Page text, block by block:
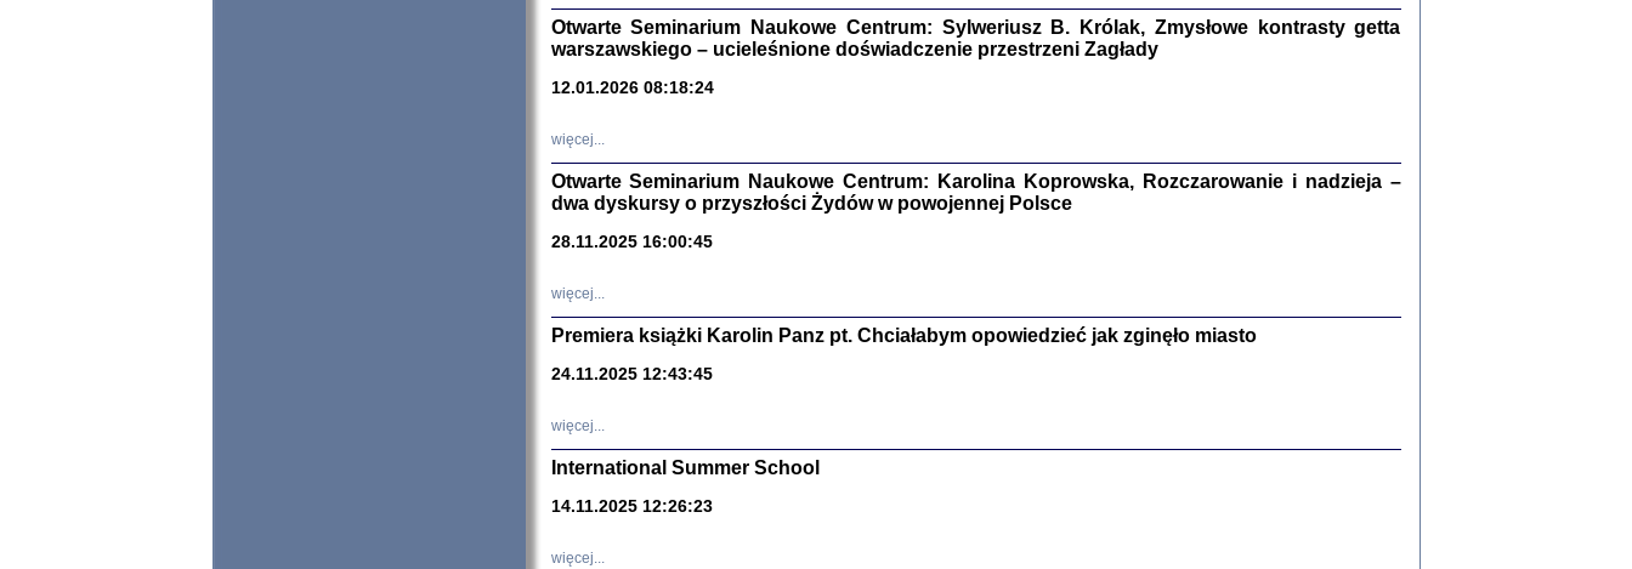
Sewek Okonowski, oprac. Marta Janczewska
PISZĄCY TE SŁOWA JEST PRACOWNIKIEM
GETTOWEJ INSTYTUCJI ...
'z Dziennika' i inne pisma z łódzkiego getta
Józef Zelkowicz, tłum. z jidysz, oprac. i wstęp. Monika Polit
CZYTAJĄC GAZETĘ NIEMIECKĄ ...
Otwarte Seminarium Naukowe Centrum: Sylweriusz B. Królak, Zmysłowe kontrasty getta
warszawskiego – ucieleśnione doświadczenie przestrzeni Zagłady
12.01.2026 08:18:24
więcej...
Otwarte Seminarium Naukowe Centrum: Karolina Koprowska, Rozczarowanie i nadzieja –
dwa dyskursy o przyszłości Żydów w powojennej Polsce
28.11.2025 16:00:45
więcej...
Premiera książki Karolin Panz pt. Chciałabym opowiedzieć jak zginęło miasto
24.11.2025 12:43:45
więcej...
International Summer School
14.11.2025 12:26:23
więcej...